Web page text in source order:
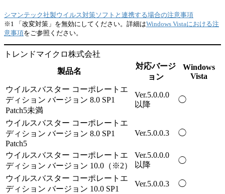
シマンテック社製ウイルス対策ソフトと連携する場合の注意事項
※1 「改変対策」を無効にしてください。詳細はWindows Vistaにおける注
意事項をご参照ください。
トレンドマイクロ株式会社
製品名
対応バージ
ョン
Windows
Vista
ウイルスバスター コーポレートエ
ディション バージョン 8.0 SP1
Patch5未満
Ver.5.0.0.0
以降
◯
ウイルスバスター コーポレートエ
ディション バージョン 8.0 SP1
Patch5
Ver.5.0.0.3 ◯
ウイルスバスター コーポレートエ
ディション バージョン 10.0（※2）
Ver.5.0.0.0
以降
◯
ウイルスバスター コーポレートエ
ディション バージョン 10.0 SP1
Ver.5.0.0.3 ◯